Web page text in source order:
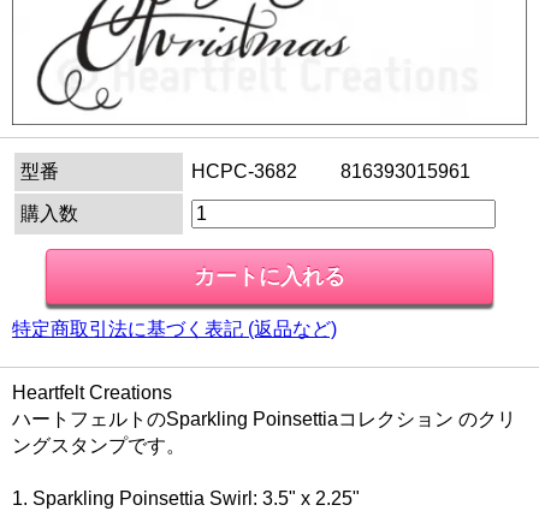
型番 HCPC-3682 816393015961
購入数
特定商取引法に基づく表記 (返品など)
Heartfelt Creations
ハートフェルトのSparkling Poinsettiaコレクション のクリ
ングスタンプです。
1. Sparkling Poinsettia Swirl: 3.5" x 2.25"